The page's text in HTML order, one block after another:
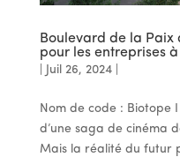
Boulevard de la Paix
pour les entreprises à
Juil 26, 2024|
Nom de code : Biotope
d’une saga de cinéma
Mais la réalité du futur